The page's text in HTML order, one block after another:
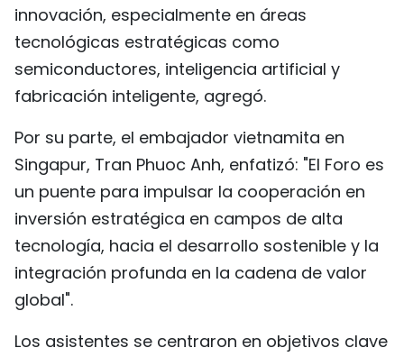
innovación, especialmente en áreas
tecnológicas estratégicas como
semiconductores, inteligencia artificial y
fabricación inteligente, agregó.
Por su parte, el embajador vietnamita en
Singapur, Tran Phuoc Anh, enfatizó: "El Foro es
un puente para impulsar la cooperación en
inversión estratégica en campos de alta
tecnología, hacia el desarrollo sostenible y la
integración profunda en la cadena de valor
global".
Los asistentes se centraron en objetivos clave